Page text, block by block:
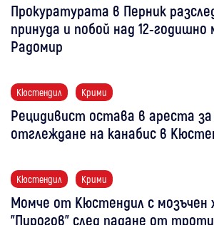
Прокуратурата в Перник
принуда и побой над 12-годишно
Радомир
Кюстендил Крими
Рецидивист остава в ареста
отглеждане на канабис в
Кюстендил Крими
Момче от Кюстендил с мозъчен
"Пирогов" след падане от